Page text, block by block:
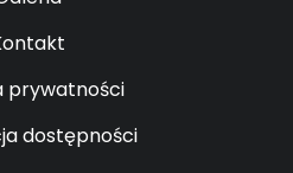
prywatności
dostępności